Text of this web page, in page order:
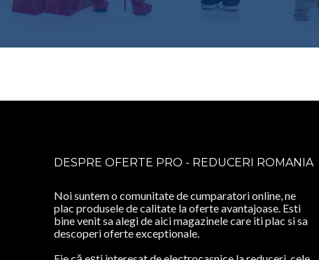
DESPRE OFERTE PRO - REDUCERI ROMANIA
Noi suntem o comunitate de cumparatori online, ne
plac produsele de calitate la oferte avantajoase. Esti
bine venit sa alegi de aici magazinele care iti plac si sa
descoperi oferte exceptionale.